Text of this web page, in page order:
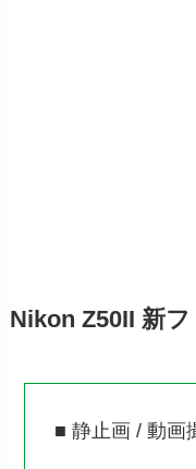
Nikon Z50II 新フ
■ 静止画 / 動画